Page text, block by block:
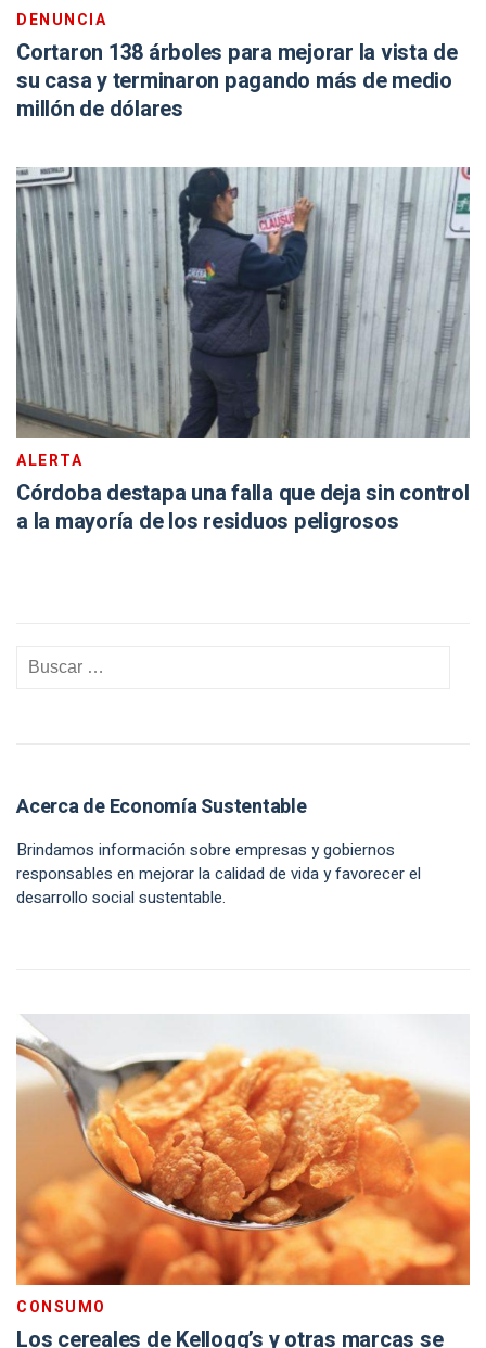
DENUNCIA
Cortaron 138 árboles para mejorar la vista de
su casa y terminaron pagando más de medio
millón de dólares
ALERTA
Córdoba destapa una falla que deja sin control
a la mayoría de los residuos peligrosos
Acerca de Economía Sustentable
Brindamos información sobre empresas y gobiernos
responsables en mejorar la calidad de vida y favorecer el
desarrollo social sustentable.
CONSUMO
Los cereales de Kellogg’s y otras marcas se